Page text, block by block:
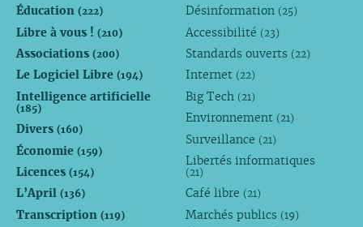
Éducation (222)
Libre à vous ! (210)
Associations (200)
Le Logiciel Libre (194)
Intelligence artificielle
(185)
Divers (160)
Économie (159)
Licences (154)
L’April (136)
Transcription (119)
Désinformation (25)
Accessibilité (23)
Standards ouverts (22)
Internet (22)
Big Tech (21)
Environnement (21)
Surveillance (21)
Libertés informatiques
(21)
Café libre (21)
Marchés publics (19)